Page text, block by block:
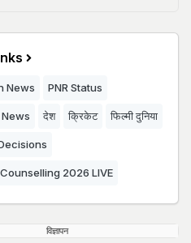
News PNR Status
देश क्रिकेट फिल्मी दुनिया
Counselling 2026 LIVE
विज्ञापन